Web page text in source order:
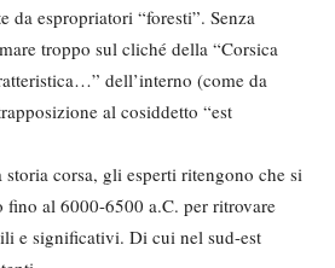
da espropriatori “foresti”. Senza
troppo sul cliché della “Corsica
dell’interno (come da
al cosiddetto “est
corsa, gli esperti ritengono che si
fino al 6000-6500 a.C. per ritrovare
e significativi. Di cui nel sud-est